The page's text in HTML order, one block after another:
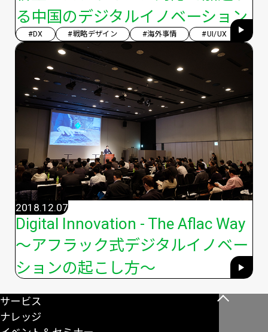
る中国のデジタルイノベーション
#DX #戦略デザイン #海外事情 #UI/UX
Digital Innovation - The Aflac Way
～アフラック式デジタルイノベー
ションの起こし方～
2018.12.07
こ
サービス
ナレッジ